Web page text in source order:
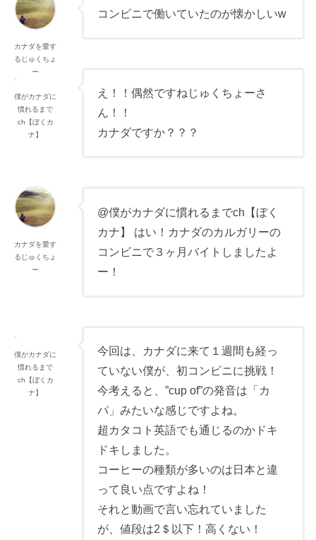
カナダを愛す
るじゅくちょ
ー
コンビニで働いていたのが懐かしいw
僕がカナダに
慣れるまで
ch【ぼくカ
ナ】
え！！偶然ですねじゅくちょーさ
ん！！
カナダですか？？？
カナダを愛す
るじゅくちょ
ー
@僕がカナダに慣れるまでch【ぼく
カナ】 はい！カナダのカルガリーの
コンビニで３ヶ月バイトしましたよ
ー！
僕がカナダに
慣れるまで
ch【ぼくカ
ナ】
今回は、カナダに来て１週間も経っ
ていない僕が、初コンビニに挑戦！
今考えると、”cup of”の発音は「カ
パ」みたいな感じですよね。
超カタコト英語でも通じるのかドキ
ドキしました。
コーヒーの種類が多いのは日本と違
って良い点ですよね！
それと動画で言い忘れていました
が、値段は2＄以下！高くない！